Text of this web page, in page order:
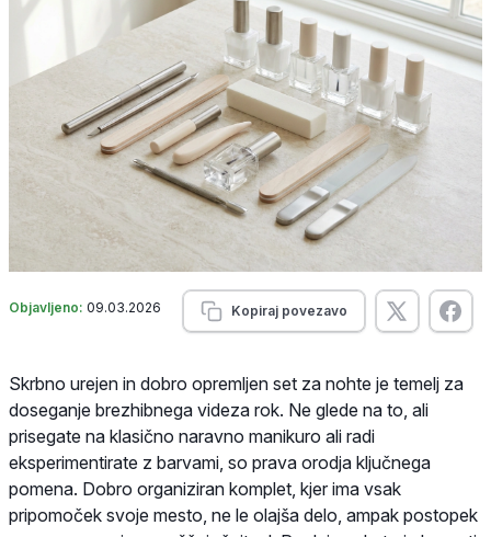
Objavljeno: 09.03.2026 Kopiraj povezavo
Skrbno urejen in dobro opremljen set za nohte je temelj za
doseganje brezhibnega videza rok. Ne glede na to, ali
prisegate na klasično naravno manikuro ali radi
eksperimentirate z barvami, so prava orodja ključnega
pomena. Dobro organiziran komplet, kjer ima vsak
pripomoček svoje mesto, ne le olajša delo, ampak postopek